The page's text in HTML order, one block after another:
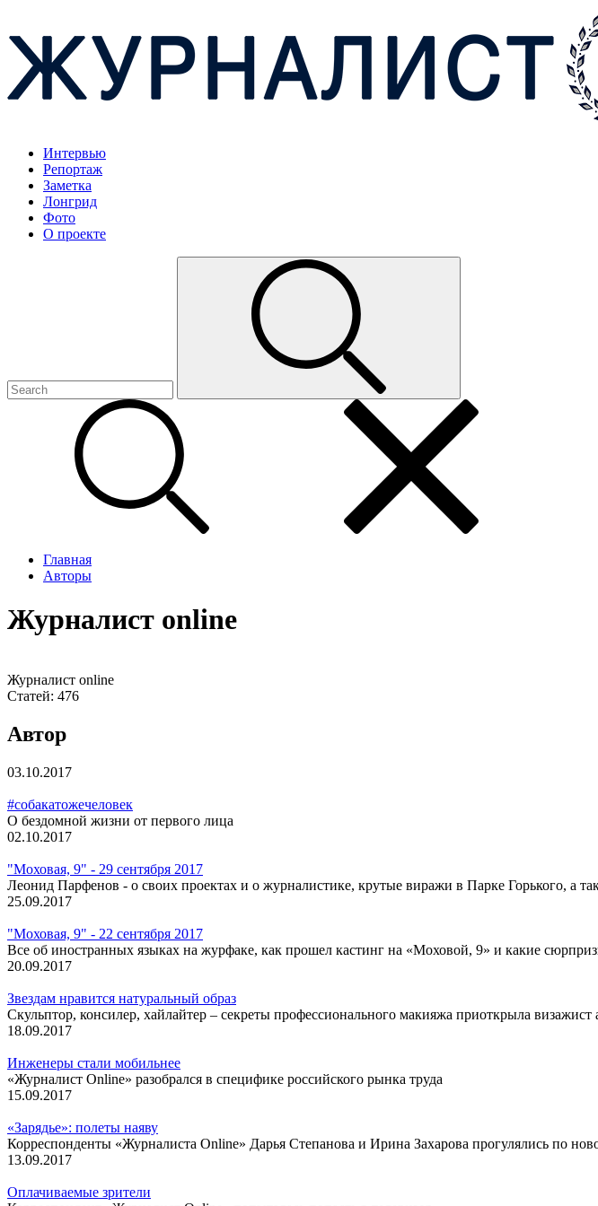
Интервью
Репортаж
Заметка
Лонгрид
Фото
О проекте
Главная
Авторы
Журналист online
Журналист online
Статей: 476
Автор
03.10.2017
#собакатожечеловек
О бездомной жизни от первого лица
02.10.2017
"Моховая, 9" - 29 сентября 2017
Леонид Парфенов - о своих проектах и о журналистике, крутые виражи в Парке Горького, а
25.09.2017
"Моховая, 9" - 22 сентября 2017
Все об иностранных языках на журфаке, как прошел кастинг на «Моховой, 9» и какие
20.09.2017
Звездам нравится натуральный образ
Скульптор, консилер, хайлайтер – секреты профессионального макияжа приоткрыла визажист
18.09.2017
Инженеры стали мобильнее
«Журналист Online» разобрался в специфике российского рынка труда
15.09.2017
«Зарядье»: полеты наяву
Корреспонденты «Журналиста Online» Дарья Степанова и Ирина Захарова прогулялись по
13.09.2017
Оплачиваемые зрители